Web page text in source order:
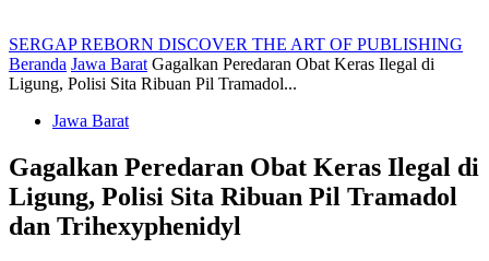
SERGAP REBORN DISCOVER THE ART OF PUBLISHING
Beranda Jawa Barat Gagalkan Peredaran Obat Keras Ilegal di
Ligung, Polisi Sita Ribuan Pil Tramadol...
Jawa Barat
Gagalkan Peredaran Obat Keras Ilegal di
Ligung, Polisi Sita Ribuan Pil Tramadol
dan Trihexyphenidyl